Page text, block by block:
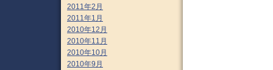
2011年2月
2011年1月
2010年12月
2010年11月
2010年10月
2010年9月